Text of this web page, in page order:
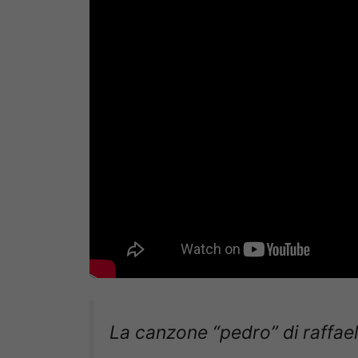
La canzone “pedro” di